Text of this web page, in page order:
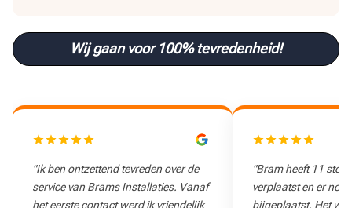
Wij gaan voor 100% tevredenheid!
"Ik ben ontzettend tevreden over de
service van Brams Installaties. Vanaf
het eerste contact werd ik vriendelijk
"Bram heeft 11
verplaatst en er nog
bijgeplaatst. Het